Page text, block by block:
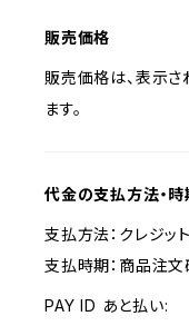
販売価格
販売価格は、表示さ
ます。
代金の支払方法・時
支払方法：クレジッ
支払時期：商品注文
PAY ID あと払い: